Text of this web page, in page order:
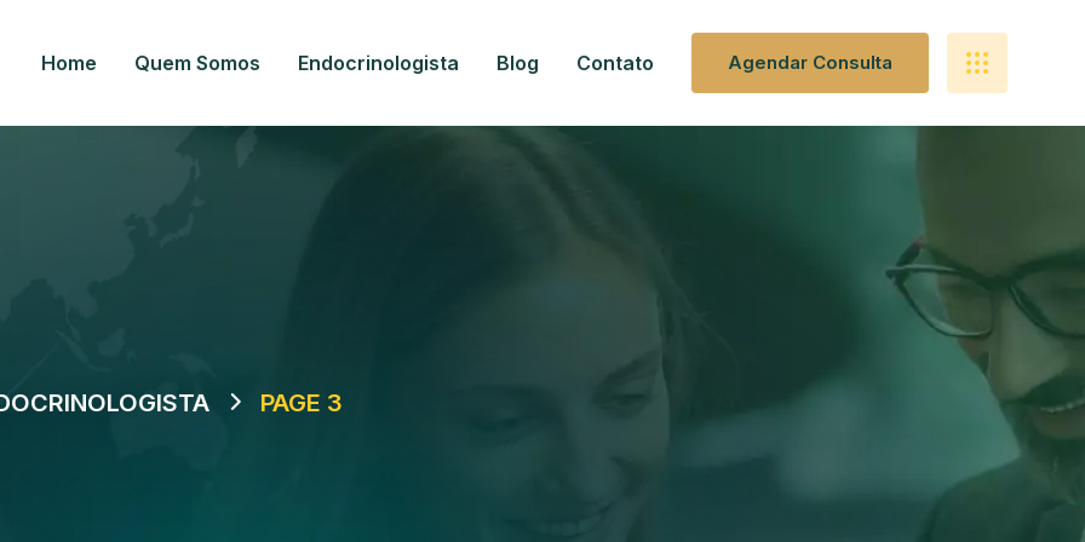
Home Quem Somos Endocrinologista Blog Contato AGENDAR CONSULTA
PAGE 3